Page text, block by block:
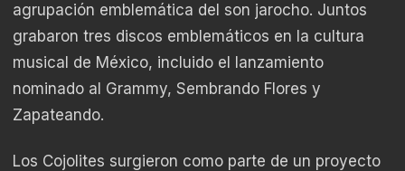
agrupación emblemática del son jarocho. Juntos
grabaron tres discos emblemáticos en la cultura
musical de México, incluido el lanzamiento
nominado al Grammy, Sembrando Flores y
Zapateando.
Los Cojolites surgieron como parte de un proyecto